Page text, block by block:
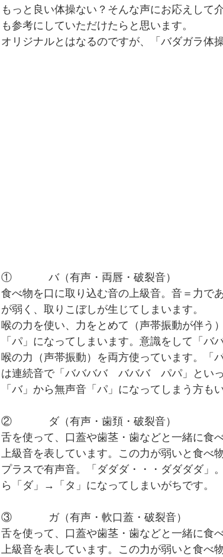
もっと良い体操ない？そんな声にお応えして
も参考にしていただけたらと思います。
オリジナルとはなるのですが、「バダガラ体
①		バ（有声・両唇・破裂音）
食べ物を口に取り込む音の上級音。音＝力で
が弱く、取りこぼしが生じてしまいます。
喉の力を使い、力をとめて（声帯振動が伴う
「パ」になってしまいます。意識をして「バ
喉の力（声帯振動）を両方使っています。「
は連続音で「ババババ　バババ　パパ」とい
「バ」から無声音「パ」になってしまう方もい
②		ダ（有声・歯頚・破裂音）
舌を使って、口蓋や歯茎・歯などと一緒に食
上級音を表しています。この力が弱いと食べ
プラスで有声音。「ダダダ・・・ダダダダ」
ら「ダ」→「タ」になってしまいがちです。
③		ガ（有声・軟口蓋・破裂音）
舌を使って、口蓋や歯茎・歯などと一緒に食
上級音を表しています。この力が弱いと食べ